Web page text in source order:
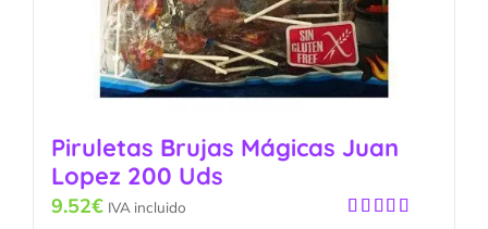
Piruletas Brujas Mágicas Juan
Lopez 200 Uds
9.52€ IVA incluido